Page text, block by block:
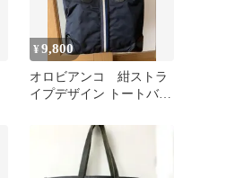
¥9,800
オロビアンコ 紺ストラ
イプデザイン トートバッ